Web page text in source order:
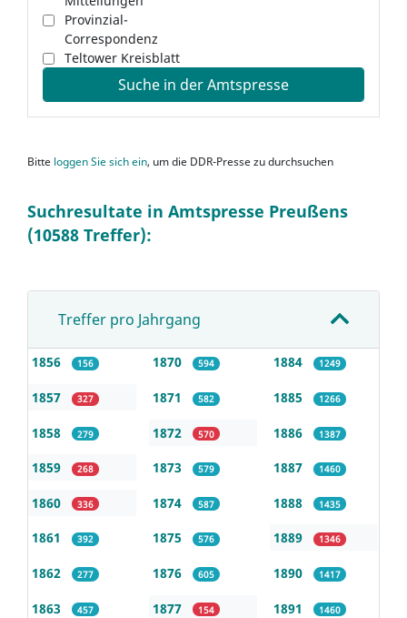
Provinzial-
Correspondenz
Teltower Kreisblatt
Suche in der Amtspresse
Bitte loggen Sie sich ein, um die DDR-Presse zu durchsuchen
Suchresultate in Amtspresse Preußens
(10588 Treffer):
Treffer pro Jahrgang
1856 156
1857 327
1858 279
1859 268
1860 336
1861 392
1862 277
1863 457
1870 594
1871 582
1872 570
1873 579
1874 587
1875 576
1876 605
1877 154
1884 1249
1885 1266
1886 1387
1887 1460
1888 1435
1889 1346
1890 1417
1891 1460